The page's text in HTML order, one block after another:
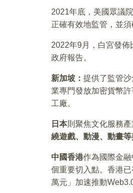
2021年底，美國眾議
正確有效地監管，並
2022年9月，白宮發
政府報告。
新加坡： 提供了監管
業專門發放加密貨幣
工廠。
日本則聚焦文化服務
繞遊戲、動漫、動畫
中國香港作為國際金
個重要切入點。香港
萬元」加速推動